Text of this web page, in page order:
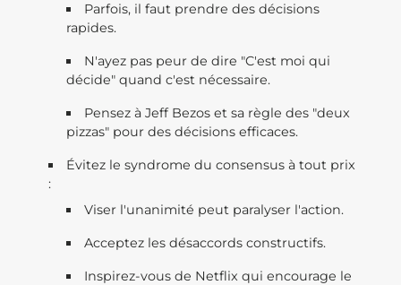
Parfois, il faut prendre des décisions
rapides.
N'ayez pas peur de dire "C'est moi qui
décide" quand c'est nécessaire.
Pensez à Jeff Bezos et sa règle des "deux
pizzas" pour des décisions efficaces.
Évitez le syndrome du consensus à tout prix
:
Viser l'unanimité peut paralyser l'action.
Acceptez les désaccords constructifs.
Inspirez-vous de Netflix qui encourage le